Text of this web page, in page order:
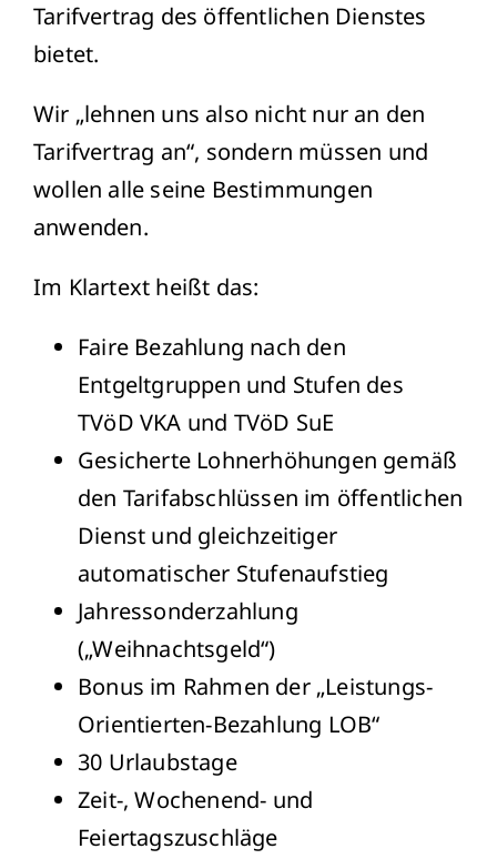
Tarifvertrag des öffentlichen Dienstes
bietet.
Wir „lehnen uns also nicht nur an den
Tarifvertrag an“, sondern müssen und
wollen alle seine Bestimmungen
anwenden.
Im Klartext heißt das:
Faire Bezahlung nach den
Entgeltgruppen und Stufen des
TVöD VKA und TVöD SuE
Gesicherte Lohnerhöhungen gemäß
den Tarifabschlüssen im öffentlichen
Dienst und gleichzeitiger
automatischer Stufenaufstieg
Jahressonderzahlung
(„Weihnachtsgeld“)
Bonus im Rahmen der „Leistungs-
Orientierten-Bezahlung LOB“
30 Urlaubstage
Zeit-, Wochenend- und
Feiertagszuschläge